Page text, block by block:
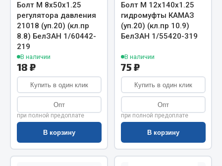
Весь раздел
Цепи подъёмные
Весь раздел
РТИ
Кольца уплотнительные
Лента конвейерная
Манжеты
Болт М 8х50х1.25
регулятора давления
21018 (уп.20) (кл.пр
8.8) БелЗАН 1/60442-
219
В наличии
18 ₽
Купить в один клик
Опт
при полной предоплате
В корзину
Болт М 12х140х1.25
гидромуфты КАМАЗ
(уп.20) (кл.пр 10.9)
БелЗАН 1/55420-319
В наличии
75 ₽
Купить в один клик
Опт
при полной предоплате
В корзину